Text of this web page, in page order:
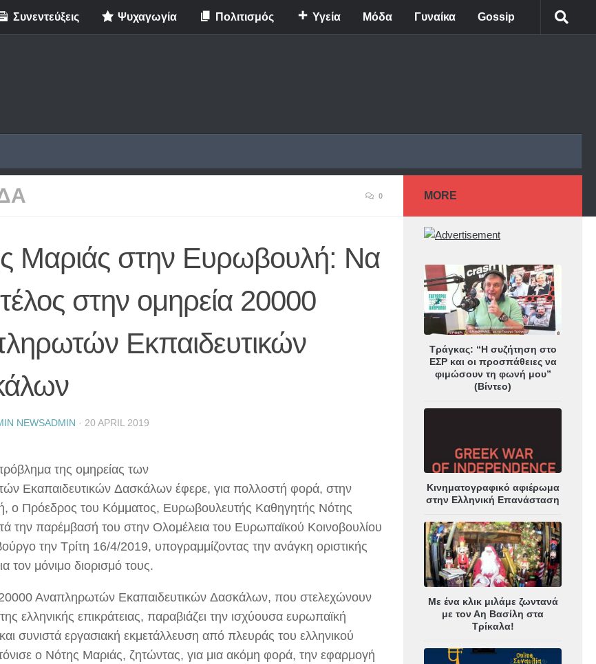
Συνεντεύξεις Ψυχαγωγία Πολιτισμός Υγεία Μόδα Γυναίκα Gossip
0
Μαριάς στην Ευρωβουλή: Να
στην ομηρεία 20000
Εκπαιδευτικών
NEWSADMIN · 20 APRIL 2019
της ομηρείας των
Εκαπαιδευτικών Δασκάλων έφερε, για πολλοστή φορά, στην
ο Πρόεδρος του Κόμματος, Ευρωβουλευτής Καθηγητής Νότης
την παρέμβασή του στην Ολομέλεια του Ευρωπαϊκού Κοινοβουλίου
την Τρίτη 16/4/2019, υπογραμμίζοντας την ανάγκη οριστικής
τον μόνιμο διορισμό τους.
Αναπληρωτών Εκαπαιδευτικών Δασκάλων, που στελεχώνουν
ελληνικής επικράτειας, παραβιάζει την ισχύουσα ευρωπαϊκή
συνιστά εργασιακή εκμετάλλευση από πλευράς του ελληνικού
ο Νότης Μαριάς, ζητώντας, για μια ακόμη φορά, την εφαρμογή
MORE
Τράγκας: “Η συζήτηση στο
ΕΣΡ και οι προσπάθειες να
φιμώσουν τη φωνή μου”
(Βίντεο)
Κινηματογραφικό αφιέρωμα
στην Ελληνική Επανάσταση
Με ένα κλικ μιλάμε ζωντανά
με τον Αη Βασίλη στα
Τρίκαλα!